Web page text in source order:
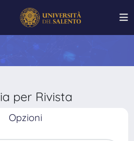
per Rivista
Opzioni